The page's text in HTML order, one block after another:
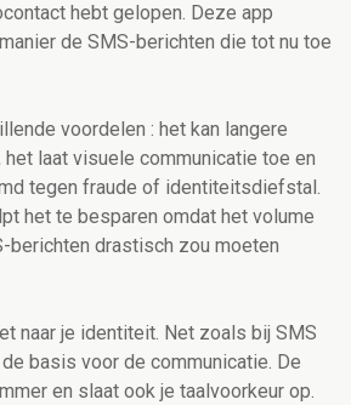
hebt gelopen. Deze app
de SMS-berichten die tot nu toe
voordelen : het kan langere
het laat visuele communicatie toe en
tegen fraude of identiteitsdiefstal.
het te besparen omdat het volume
berichten drastisch zou moeten
naar je identiteit. Net zoals bij SMS
basis voor de communicatie. De
en slaat ook je taalvoorkeur op.